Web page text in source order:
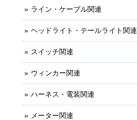
ライン・ケーブル関連
ヘッドライト・テールライト関連
スイッチ関連
ウィンカー関連
ハーネス・電装関連
メーター関連